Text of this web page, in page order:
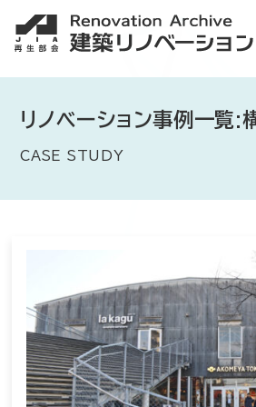
リノベーション事例一覧:
CASE STUDY